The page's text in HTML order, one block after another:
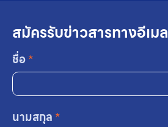
สมัครรับข่าวสารทางอีเมล
ชื่อ*
นามสกุล *